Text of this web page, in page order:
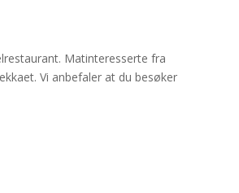
Matinteresserte fra
Vi anbefaler at du besøker